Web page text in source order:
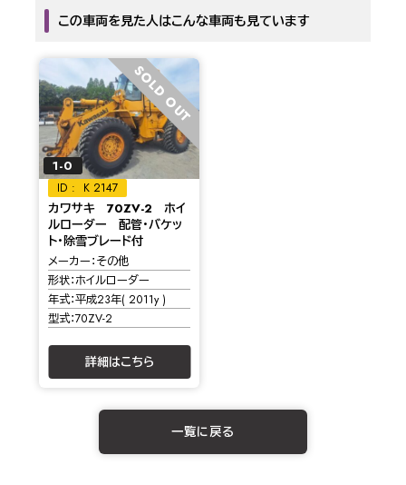
この車両を見た人はこんな車両も見ています
SOLD OUT
1-0
K 2147
カワサキ 70ZV-2 ホイ
ルローダー 配管・バケッ
ト・除雪ブレード付
メーカー その他
形状 ホイルローダー
年式 平成23年( 2011y )
型式 70ZV-2
詳細はこちら
一覧に戻る